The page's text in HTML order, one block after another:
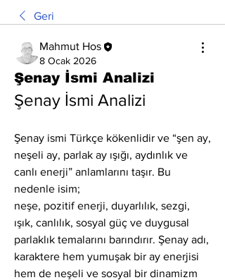
Geri
Mahmut Hos
8 Ocak 2026
Şenay İsmi Analizi
Şenay İsmi Analizi
Şenay ismi Türkçe kökenlidir ve “şen ay,
neşeli ay, parlak ay ışığı, aydınlık ve
canlı enerji” anlamlarını taşır. Bu
nedenle isim;
neşe, pozitif enerji, duyarlılık, sezgi,
ışık, canlılık, sosyal güç ve duygusal
parlaklık temalarını barındırır. Şenay adı,
karaktere hem yumuşak bir ay enerjisi
hem de neşeli ve sosyal bir dinamizm